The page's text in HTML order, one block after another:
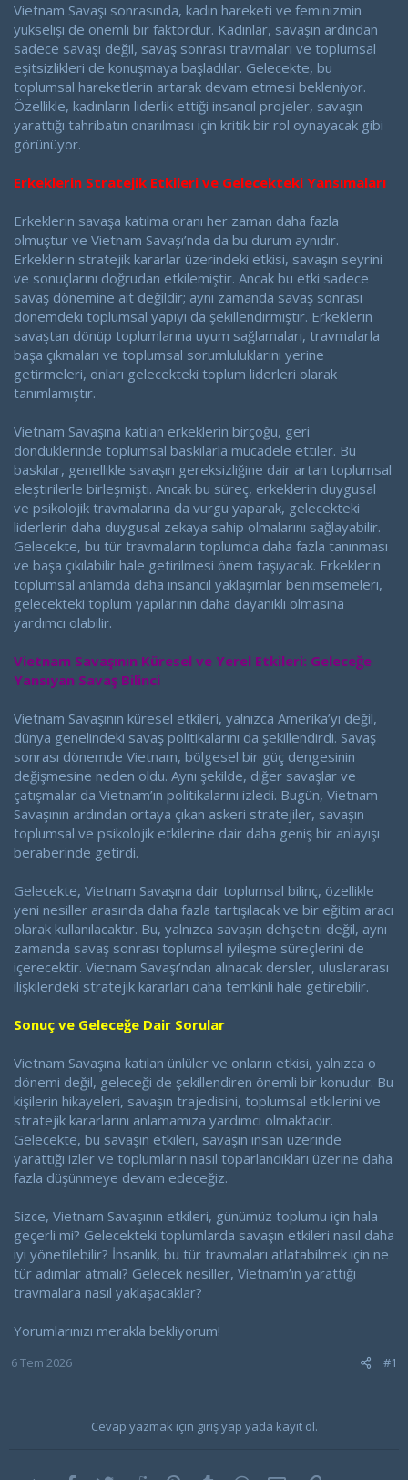
Vietnam Savaşı sonrasında, kadın hareketi ve feminizmin
yükselişi de önemli bir faktördür. Kadınlar, savaşın ardından
sadece savaşı değil, savaş sonrası travmaları ve toplumsal
eşitsizlikleri de konuşmaya başladılar. Gelecekte, bu
toplumsal hareketlerin artarak devam etmesi bekleniyor.
Özellikle, kadınların liderlik ettiği insancıl projeler, savaşın
yarattığı tahribatın onarılması için kritik bir rol oynayacak gibi
görünüyor.
Erkeklerin Stratejik Etkileri ve Gelecekteki Yansımaları
Erkeklerin savaşa katılma oranı her zaman daha fazla
olmuştur ve Vietnam Savaşı’nda da bu durum aynıdır.
Erkeklerin stratejik kararlar üzerindeki etkisi, savaşın seyrini
ve sonuçlarını doğrudan etkilemiştir. Ancak bu etki sadece
savaş dönemine ait değildir; aynı zamanda savaş sonrası
dönemdeki toplumsal yapıyı da şekillendirmiştir. Erkeklerin
savaştan dönüp toplumlarına uyum sağlamaları, travmalarla
başa çıkmaları ve toplumsal sorumluluklarını yerine
getirmeleri, onları gelecekteki toplum liderleri olarak
tanımlamıştır.
Vietnam Savaşına katılan erkeklerin birçoğu, geri
döndüklerinde toplumsal baskılarla mücadele ettiler. Bu
baskılar, genellikle savaşın gereksizliğine dair artan toplumsal
eleştirilerle birleşmişti. Ancak bu süreç, erkeklerin duygusal
ve psikolojik travmalarına da vurgu yaparak, gelecekteki
liderlerin daha duygusal zekaya sahip olmalarını sağlayabilir.
Gelecekte, bu tür travmaların toplumda daha fazla tanınması
ve başa çıkılabilir hale getirilmesi önem taşıyacak. Erkeklerin
toplumsal anlamda daha insancıl yaklaşımlar benimsemeleri,
gelecekteki toplum yapılarının daha dayanıklı olmasına
yardımcı olabilir.
Vietnam Savaşının Küresel ve Yerel Etkileri: Geleceğe
Yansıyan Savaş Bilinci
Vietnam Savaşının küresel etkileri, yalnızca Amerika’yı değil,
dünya genelindeki savaş politikalarını da şekillendirdi. Savaş
sonrası dönemde Vietnam, bölgesel bir güç dengesinin
değişmesine neden oldu. Aynı şekilde, diğer savaşlar ve
çatışmalar da Vietnam’ın politikalarını izledi. Bugün, Vietnam
Savaşının ardından ortaya çıkan askeri stratejiler, savaşın
toplumsal ve psikolojik etkilerine dair daha geniş bir anlayışı
beraberinde getirdi.
Gelecekte, Vietnam Savaşına dair toplumsal bilinç, özellikle
yeni nesiller arasında daha fazla tartışılacak ve bir eğitim aracı
olarak kullanılacaktır. Bu, yalnızca savaşın dehşetini değil, aynı
zamanda savaş sonrası toplumsal iyileşme süreçlerini de
içerecektir. Vietnam Savaşı’ndan alınacak dersler, uluslararası
ilişkilerdeki stratejik kararları daha temkinli hale getirebilir.
Sonuç ve Geleceğe Dair Sorular
Vietnam Savaşına katılan ünlüler ve onların etkisi, yalnızca o
dönemi değil, geleceği de şekillendiren önemli bir konudur. Bu
kişilerin hikayeleri, savaşın trajedisini, toplumsal etkilerini ve
stratejik kararlarını anlamamıza yardımcı olmaktadır.
Gelecekte, bu savaşın etkileri, savaşın insan üzerinde
yarattığı izler ve toplumların nasıl toparlandıkları üzerine daha
fazla düşünmeye devam edeceğiz.
Sizce, Vietnam Savaşının etkileri, günümüz toplumu için hala
geçerli mi? Gelecekteki toplumlarda savaşın etkileri nasıl daha
iyi yönetilebilir? İnsanlık, bu tür travmaları atlatabilmek için ne
tür adımlar atmalı? Gelecek nesiller, Vietnam’ın yarattığı
travmalara nasıl yaklaşacaklar?
Yorumlarınızı merakla bekliyorum!
#1
6 Tem 2026
Cevap yazmak için giriş yap yada kayıt ol.